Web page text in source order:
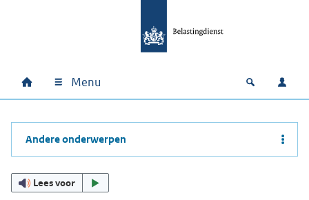
Hoofdnavigatie
Home Menu Open
Andere onderwerpen
Lees voor